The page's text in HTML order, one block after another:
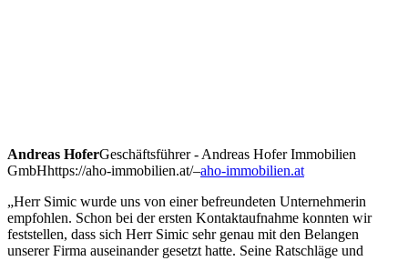
Andreas HoferGeschäftsführer - Andreas Hofer Immobilien
GmbHhttps://aho-immobilien.at/–aho-immobilien.at
„Herr Simic wurde uns von einer befreundeten Unternehmerin
empfohlen. Schon bei der ersten Kontaktaufnahme konnten wir
feststellen, dass sich Herr Simic sehr genau mit den Belangen
unserer Firma auseinander gesetzt hatte. Seine Ratschläge und